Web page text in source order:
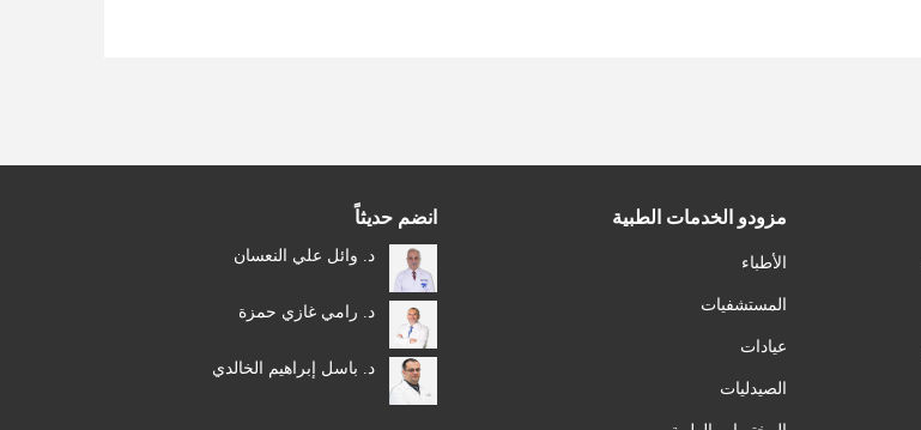
مزودو الخدمات الطبية
الأطباء
المستشفيات
عيادات
الصيدليات
انضم حديثاً
د. وائل علي النعسان
د. رامي غازي حمزة
د. باسل إبراهيم الخالدي